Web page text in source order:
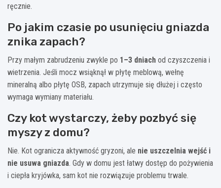
ręcznie.
Po jakim czasie po usunięciu gniazda
znika zapach?
Przy małym zabrudzeniu zwykle po 1–3 dniach od czyszczenia i
wietrzenia. Jeśli mocz wsiąknął w płytę meblową, wełnę
mineralną albo płytę OSB, zapach utrzymuje się dłużej i często
wymaga wymiany materiału.
Czy kot wystarczy, żeby pozbyć się
myszy z domu?
Nie. Kot ogranicza aktywność gryzoni, ale nie uszczelnia wejść i
nie usuwa gniazda. Gdy w domu jest łatwy dostęp do pożywienia
i ciepła kryjówka, sam kot nie rozwiązuje problemu trwale.